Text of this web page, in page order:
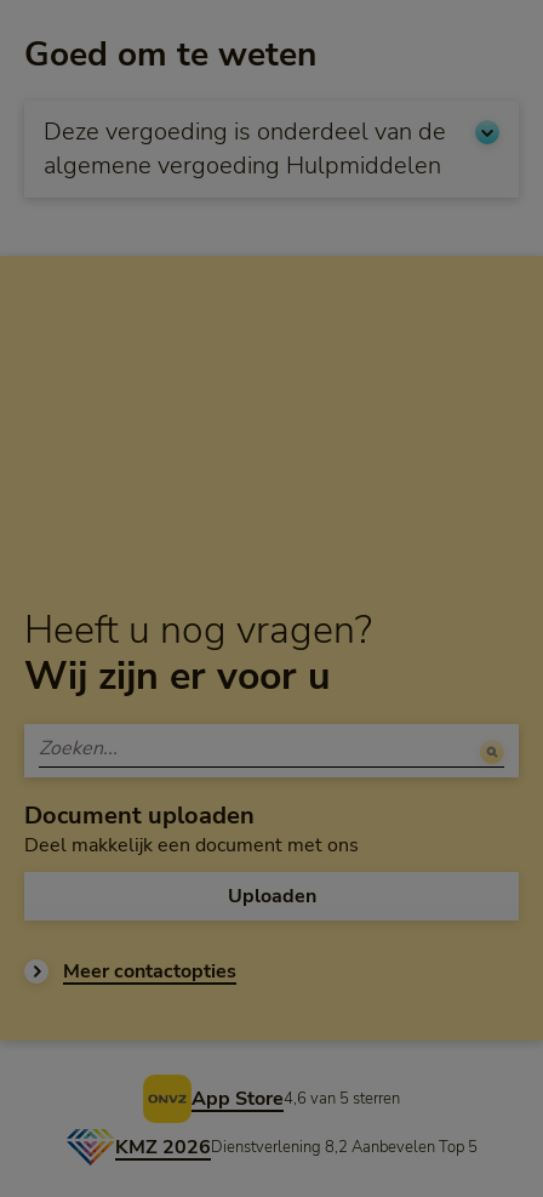
Goed om te weten
Deze vergoeding is onderdeel van de
algemene vergoeding Hulpmiddelen
Heeft u nog vragen?
Wij zijn er voor u
Document uploaden
Deel makkelijk een document met ons
Uploaden
Meer contactopties
App Store4,6 van 5 sterren
KMZ 2026Dienstverlening 8,2 Aanbevelen Top 5